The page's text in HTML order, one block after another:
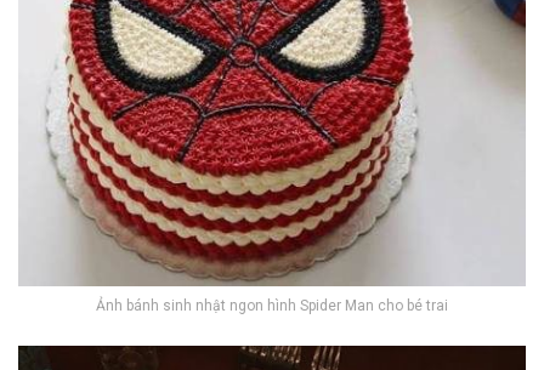
Ảnh bánh sinh nhật ngon hình Spider Man cho bé trai